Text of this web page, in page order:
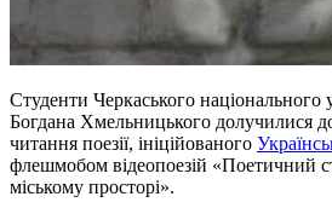
Студенти Черкаського національного
Богдана Хмельницького долучилися
читання поезії, ініційованого
флешмобом відеопоезій «Поетичний
міському просторі».